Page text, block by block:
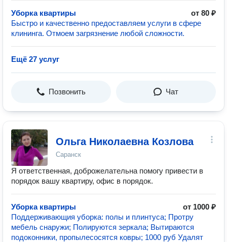
Уборка квартиры
от 80 ₽
Быстро и качественно предоставляем услуги в сфере
клининга. Отмоем загрязнение любой сложности.
Ещё 27 услуг
Позвонить Чат
Ольга Николаевна Козлова
Саранск
Я ответственная, доброжелательна помогу привести в
порядок вашу квартиру, офис в порядок.
Уборка квартиры
от 1000 ₽
Поддерживающия уборка: полы и плинтуса; Протру
мебель снаружи; Полируются зеркала; Вытираются
подоконники, пропылесосятся ковры; 1000 руб Удалят